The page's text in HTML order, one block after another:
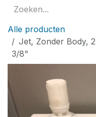
Alle producten
Jet, Zonder Body,
3/8"